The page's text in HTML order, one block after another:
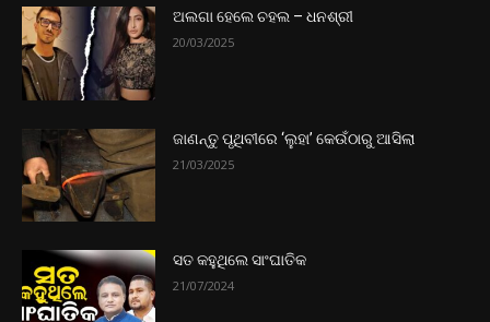
ଅଲଗା ହେଲେ ଚହଲ – ଧନଶ୍ରୀ
20/03/2025
ଜାଣନ୍ତୁ ପୃଥିବୀରେ ‘ଲୁହା’ କେଉଁଠାରୁ ଆସିଲା
21/03/2025
ସତ କହୁଥିଲେ ସାଂଘାତିକ
21/07/2024